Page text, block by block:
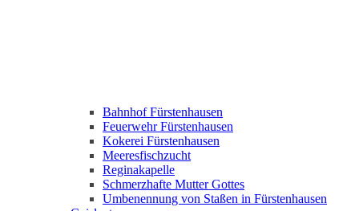
Bahnhof Fürstenhausen
Feuerwehr Fürstenhausen
Kokerei Fürstenhausen
Meeresfischzucht
Reginakapelle
Schmerzhafte Mutter Gottes
Umbenennung von Staßen in Fürstenhausen